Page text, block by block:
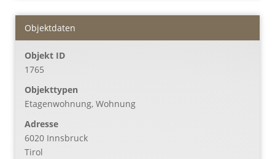
Objektdaten
Objekt ID
1765
Objekttypen
Etagenwohnung, Wohnung
Adresse
6020 Innsbruck
Tirol